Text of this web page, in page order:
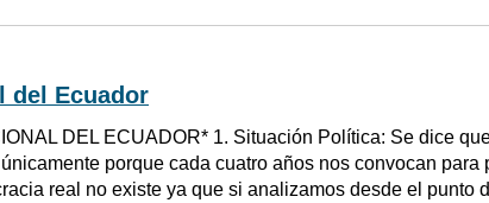
del Ecuador
DEL ECUADOR* 1. Situación Política: Se dice
porque cada cuatro años nos convocan para
real no existe ya que si analizamos desde el punto